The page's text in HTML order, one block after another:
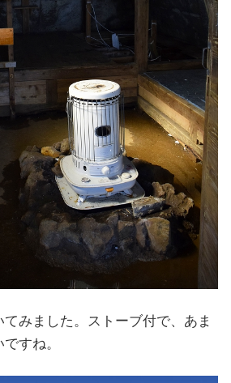
みました。ストーブ付で、あま
すね。